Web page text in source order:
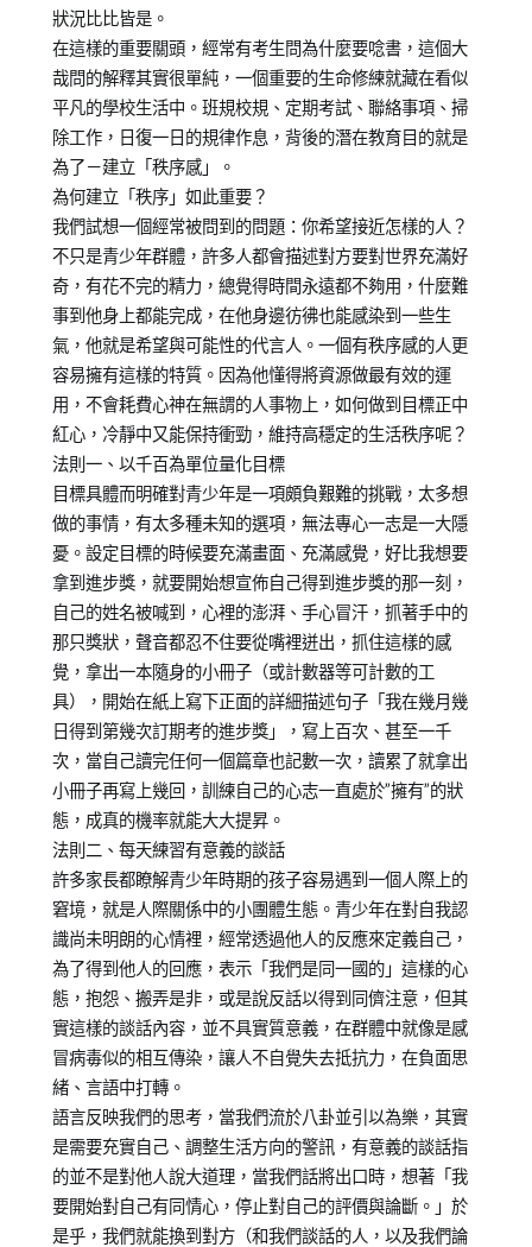
狀況比比皆是。
在這樣的重要關頭，經常有考生問為什麼要唸書，這個大
哉問的解釋其實很單純，一個重要的生命修練就藏在看似
平凡的學校生活中。班規校規、定期考試、聯絡事項、掃
除工作，日復一日的規律作息，背後的潛在教育目的就是
為了－建立「秩序感」。
為何建立「秩序」如此重要？
我們試想一個經常被問到的問題：你希望接近怎樣的人？
不只是青少年群體，許多人都會描述對方要對世界充滿好
奇，有花不完的精力，總覺得時間永遠都不夠用，什麼難
事到他身上都能完成，在他身邊彷彿也能感染到一些生
氣，他就是希望與可能性的代言人。一個有秩序感的人更
容易擁有這樣的特質。因為他懂得將資源做最有效的運
用，不會耗費心神在無謂的人事物上，如何做到目標正中
紅心，冷靜中又能保持衝勁，維持高穩定的生活秩序呢？
法則一、以千百為單位量化目標
目標具體而明確對青少年是一項頗負艱難的挑戰，太多想
做的事情，有太多種未知的選項，無法專心一志是一大隱
憂。設定目標的時候要充滿畫面、充滿感覺，好比我想要
拿到進步獎，就要開始想宣佈自己得到進步獎的那一刻，
自己的姓名被喊到，心裡的澎湃、手心冒汗，抓著手中的
那只獎狀，聲音都忍不住要從嘴裡迸出，抓住這樣的感
覺，拿出一本隨身的小冊子（或計數器等可計數的工
具），開始在紙上寫下正面的詳細描述句子「我在幾月幾
日得到第幾次訂期考的進步獎」，寫上百次、甚至一千
次，當自己讀完任何一個篇章也記數一次，讀累了就拿出
小冊子再寫上幾回，訓練自己的心志一直處於”擁有”的狀
態，成真的機率就能大大提昇。
法則二、每天練習有意義的談話
許多家長都瞭解青少年時期的孩子容易遇到一個人際上的
窘境，就是人際關係中的小團體生態。青少年在對自我認
識尚未明朗的心情裡，經常透過他人的反應來定義自己，
為了得到他人的回應，表示「我們是同一國的」這樣的心
態，抱怨、搬弄是非，或是說反話以得到同儕注意，但其
實這樣的談話內容，並不具實質意義，在群體中就像是感
冒病毒似的相互傳染，讓人不自覺失去抵抗力，在負面思
緒、言語中打轉。
語言反映我們的思考，當我們流於八卦並引以為樂，其實
是需要充實自己、調整生活方向的警訊，有意義的談話指
的並不是對他人說大道理，當我們話將出口時，想著「我
要開始對自己有同情心，停止對自己的評價與論斷。」於
是乎，我們就能換到對方（和我們談話的人，以及我們論